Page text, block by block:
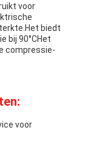
voor
biedt
bij 90°CHet
compressie-
voor